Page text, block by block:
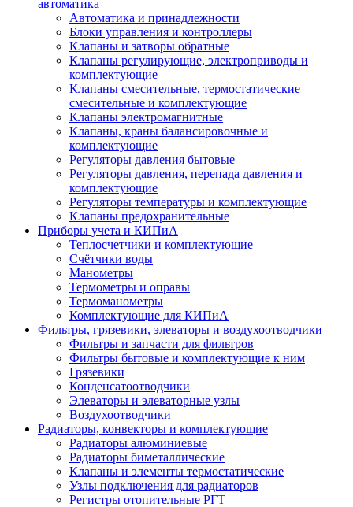
автоматика
Автоматика и принадлежности
Блоки управления и контроллеры
Клапаны и затворы обратные
Клапаны регулирующие, электроприводы и
комплектующие
Клапаны смесительные, термостатические
смесительные и комплектующие
Клапаны электромагнитные
Клапаны, краны балансировочные и
комплектующие
Регуляторы давления бытовые
Регуляторы давления, перепада давления и
комплектующие
Регуляторы температуры и комплектующие
Клапаны предохранительные
Приборы учета и КИПиА
Теплосчетчики и комплектующие
Счётчики воды
Манометры
Термометры и оправы
Термоманометры
Комплектующие для КИПиА
Фильтры, грязевики, элеваторы и воздухоотводчики
Фильтры и запчасти для фильтров
Фильтры бытовые и комплектующие к ним
Грязевики
Конденсатоотводчики
Элеваторы и элеваторные узлы
Воздухоотводчики
Радиаторы, конвекторы и комплектующие
Радиаторы алюминиевые
Радиаторы биметаллические
Клапаны и элементы термостатические
Узлы подключения для радиаторов
Регистры отопительные РГТ